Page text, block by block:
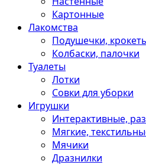
Картонные
Лакомства
Подушечки,
Колбаски, палочки
Туалеты
Лотки
Совки для уборки
Игрушки
Интерактивные,
Мягкие,
Мячики
Дразнилки